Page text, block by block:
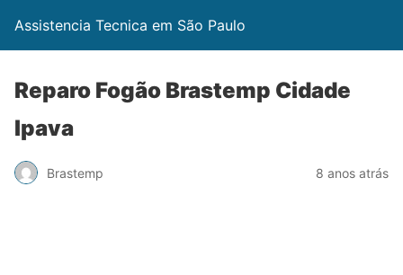
Assistencia Tecnica em São Paulo
Reparo Fogão Brastemp Cidade
Ipava
Brastemp 8 anos atrás